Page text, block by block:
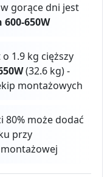
gorące dni jest
600-650W
1.9 kg cięższy
(32.6 kg) -
montażowych
80% może dodać
przy